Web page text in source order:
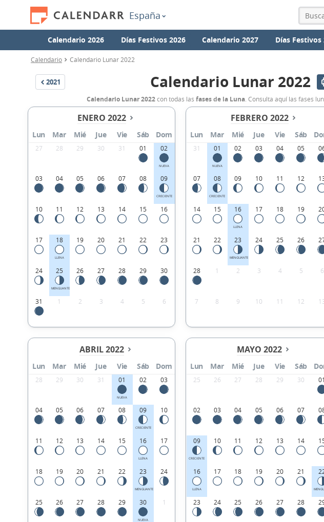
España
Calendario 2026 Días Festivos 2026 Calendario 2027 Días Festivos
Calendario Calendario Lunar 2022
2021 Calendario Lunar 2022
Calendario Lunar 2022con todas las fases de la Luna. Consulta aquí las fases
ENERO 2022
Lun Mar Mié Jue Vie Sáb Dom
27 28 29 30 31 01 02
NUEVA
03 04 05 06 07 08 09
CRECIENTE
10 11 12 13 14 15 16
17 18
LLENA
19 20 21 22 23
24 25
MENGUANTE
26 27 28 29 30
31 1 2 3 4 5 6
FEBRERO 2022
Lun Mar Mié Jue Vie Sáb
31 01
NUEVA
02 03 04 05
07 08
CRECIENTE
09 10 11 12
14 15 16
LLENA
17 18 19
21 22 23
MENGUANTE
24 25 26
28 1 2 3 4 5 6
7 8 9 10 11 12
ABRIL 2022
Lun Mar Mié Jue Vie Sáb Dom
28 29 30 31 01
NUEVA
02 03
04 05 06 07 08 09
CRECIENTE
10
11 12 13 14 15 16
LLENA
17
18 19 20 21 22 23
MENGUANTE
24
25 26 27 28 29 30
NUEVA
1
MAYO 2022
Lun Mar Mié Jue Vie Sáb
25 26 27 28 29 30 01
02 03 04 05 06 07
09
CRECIENTE
10 11 12 13 14
16
LLENA
17 18 19 20 21
23 24 25 26 27 28